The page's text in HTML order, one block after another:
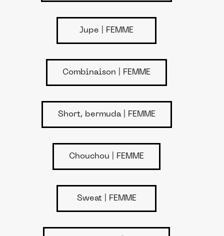
Jupe | FEMME
Combinaison | FEMME
Short, bermuda | FEMME
Chouchou | FEMME
Sweat | FEMME